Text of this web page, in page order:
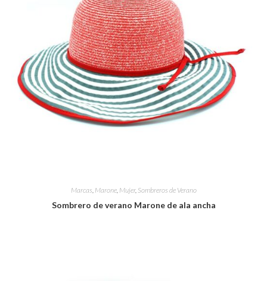
Marcas, Marone, Mujer, Sombreros de Verano
Sombrero de verano Marone de ala ancha